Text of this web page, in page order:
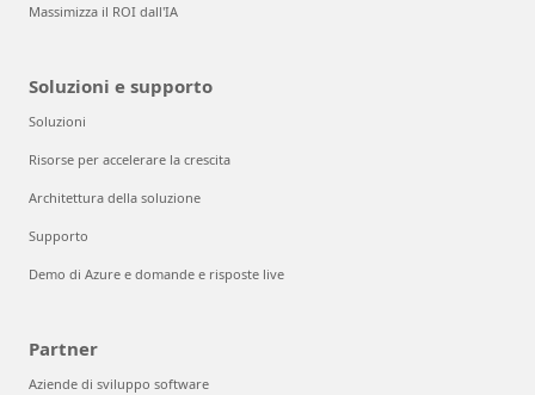
Massimizza il ROI dall'IA
Soluzioni e supporto
Soluzioni
Risorse per accelerare la crescita
Architettura della soluzione
Supporto
Demo di Azure e domande e risposte live
Partner
Aziende di sviluppo software